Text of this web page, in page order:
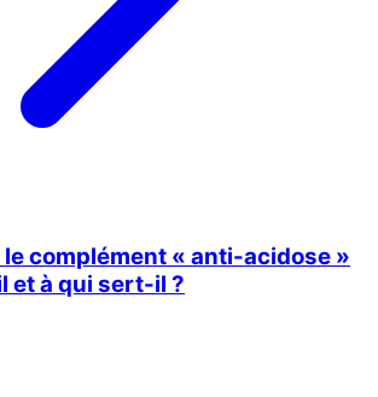
complément « anti-acidose »
à qui sert-il ?